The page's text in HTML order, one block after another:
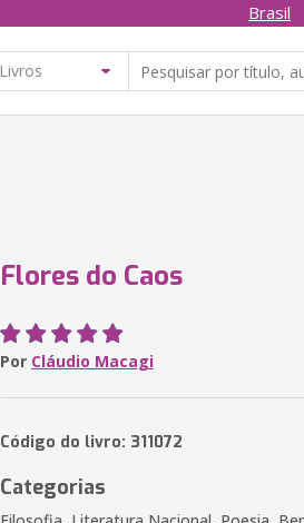
Brasil
Flores do Caos
Por Cláudio Macagi
Código do livro: 311072
Categorias